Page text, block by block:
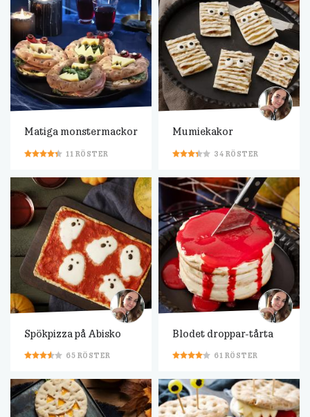
Matiga monstermackor
11 RÖSTER
Mumiekakor
34 RÖSTER
Spökpizza på Abisko
65 RÖSTER
Blodet droppar-tårta
61 RÖSTER